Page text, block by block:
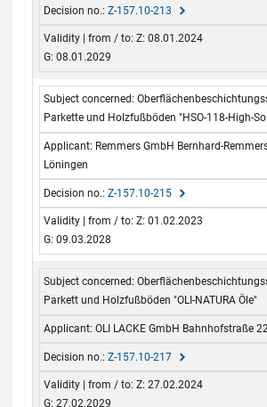
Z-157.10-213
Z: 08.01.2024
G: 08.01.2029
Parkette und Holzfußböden "HSO-118-High-
Remmers GmbH Bernhard-
Löningen
Z-157.10-215
Z: 01.02.2023
G: 09.03.2028
Parkett und Holzfußböden "OLI-NATURA Öle"
OLI LACKE GmbH Bahnhofstraße
Z-157.10-217
Z: 27.02.2024
G: 27.02.2029